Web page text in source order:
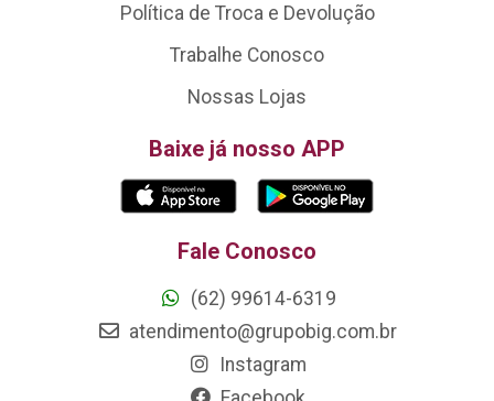
Política de Troca e Devolução
Trabalhe Conosco
Nossas Lojas
Baixe já nosso APP
Fale Conosco
(62) 99614-6319
atendimento@grupobig.com.br
Instagram